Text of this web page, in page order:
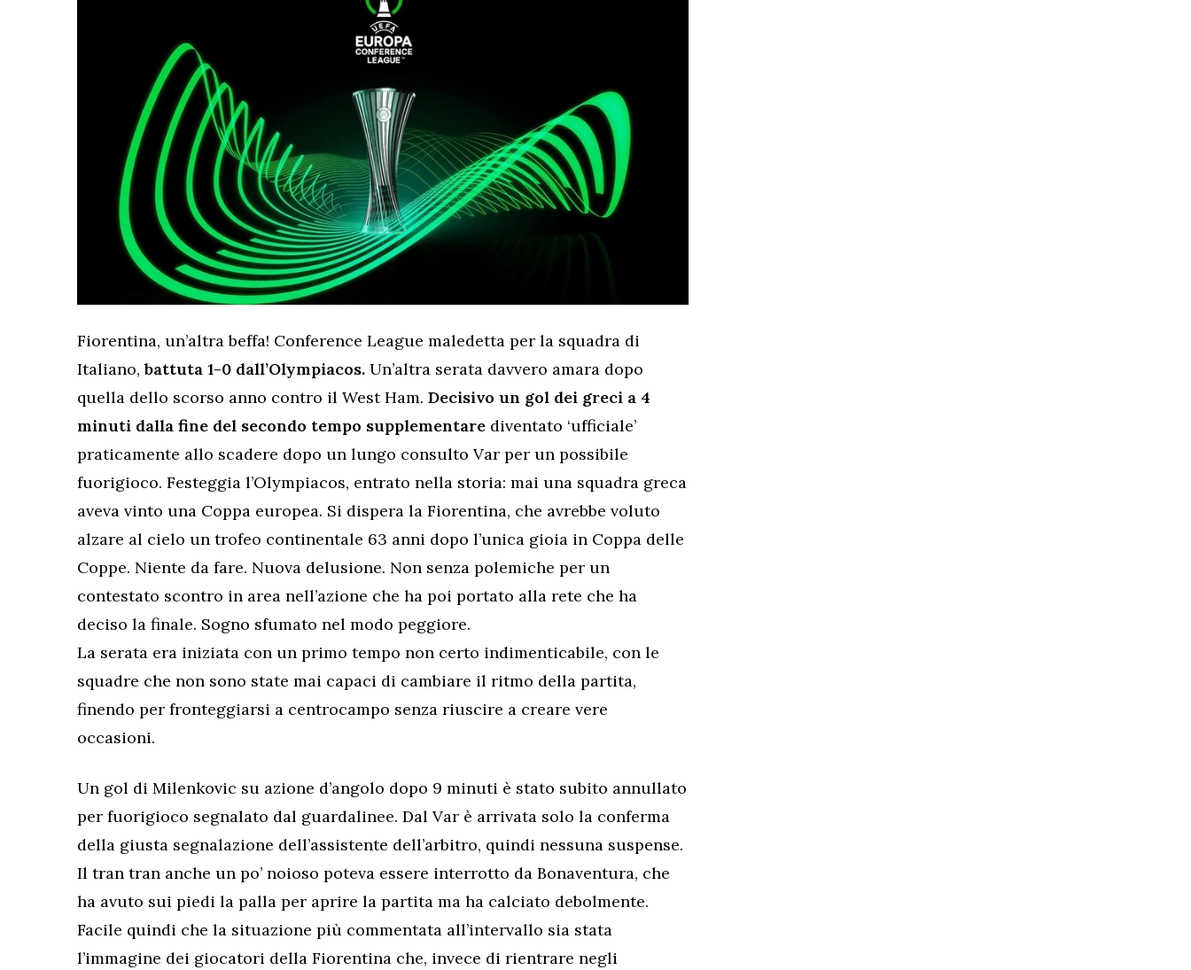
Fiorentina, un’altra beffa! Conference League maledetta per la squadra di
Italiano,battuta 1-0 dall’Olympiacos. Un’altra serata davvero amara dopo
quella dello scorso anno contro il West Ham. Decisivo un gol dei greci a 4
minuti dalla fine del secondo tempo supplementare diventato ‘ufficiale’
praticamente allo scadere dopo un lungo consulto Var per un possibile
fuorigioco. Festeggia l’Olympiacos, entrato nella storia: mai una squadra greca
aveva vinto una Coppa europea. Si dispera la Fiorentina, che avrebbe voluto
alzare al cielo un trofeo continentale 63 anni dopo l’unica gioia in Coppa delle
Coppe. Niente da fare. Nuova delusione. Non senza polemiche per un
contestato scontro in area nell’azione che ha poi portato alla rete che ha
deciso la finale. Sogno sfumato nel modo peggiore.
La serata era iniziata con un primo tempo non certo indimenticabile, con le
squadre che non sono state mai capaci di cambiare il ritmo della partita,
finendo per fronteggiarsi a centrocampo senza riuscire a creare vere
occasioni.
Un gol di Milenkovic su azione d’angolo dopo 9 minuti è stato subito annullato
per fuorigioco segnalato dal guardalinee. Dal Var è arrivata solo la conferma
della giusta segnalazione dell’assistente dell’arbitro, quindi nessuna suspense.
Il tran tran anche un po’ noioso poteva essere interrotto da Bonaventura, che
ha avuto sui piedi la palla per aprire la partita ma ha calciato debolmente.
Facile quindi che la situazione più commentata all’intervallo sia stata
l’immagine dei giocatori della Fiorentina che, invece di rientrare negli